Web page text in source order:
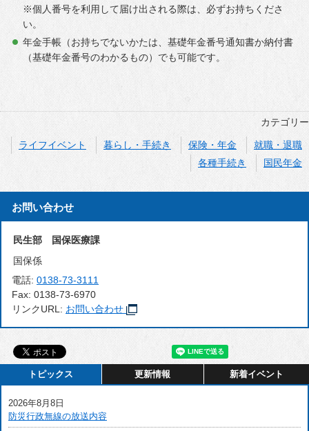
※個人番号を利用して届け出される際は、必ずお持ちくださ
い。
年金手帳（お持ちでないかたは、基礎年金番号通知書か納付書
（基礎年金番号のわかるもの）でも可能です。
カテゴリー
ライフイベント 暮らし・手続き 保険・年金
就職・退職
各種手続き
国民年金
お問い合わせ
民生部 国保医療課
国保係
電話: 0138-73-3111
Fax: 0138-73-6970
リンクURL: お問い合わせ
トピックス 更新情報 新着イベント
2026年8月8日
防災行政無線の放送内容